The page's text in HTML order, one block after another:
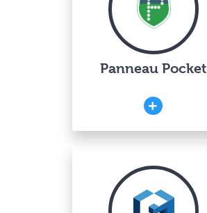
Panneau Pocket